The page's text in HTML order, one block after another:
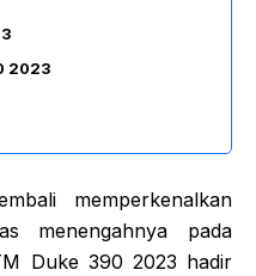
2023
memperkenalkan
menengahnya pada
Duke 390 2023 hadir